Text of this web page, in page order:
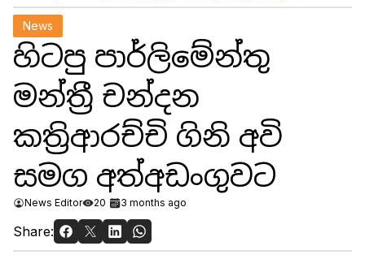
කත්‍රිආරච්චි ගිනි අවි සමග අත්අඩංගුවට
News
හිටපු පාර්ලිමේන්තු
මන්ත්‍රී චන්දන
කත්‍රිආරච්චි ගිනි අවි
සමග අත්අඩංගුවට
News Editor 20 3 months ago
Share: